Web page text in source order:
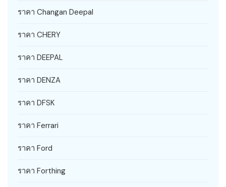
ราคา Changan Deepal
ราคา CHERY
ราคา DEEPAL
ราคา DENZA
ราคา DFSK
ราคา Ferrari
ราคา Ford
ราคา Forthing